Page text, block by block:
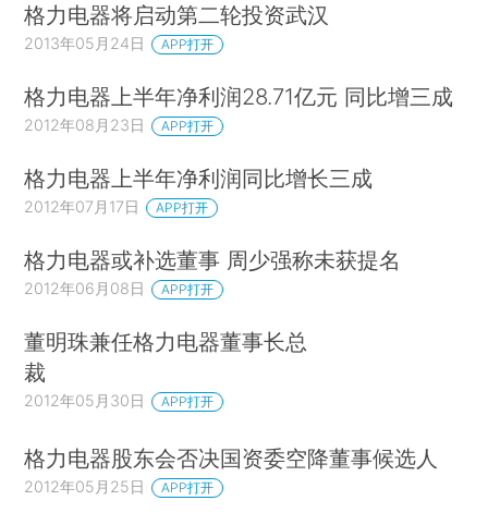
格力电器将启动第二轮投资武汉
2013年05月24日 APP打开
格力电器上半年净利润28.71亿元 同比增三成
2012年08月23日 APP打开
格力电器上半年净利润同比增长三成
2012年07月17日 APP打开
格力电器或补选董事 周少强称未获提名
2012年06月08日 APP打开
董明珠兼任格力电器董事长总
裁
2012年05月30日 APP打开
格力电器股东会否决国资委空降董事候选人
2012年05月25日 APP打开